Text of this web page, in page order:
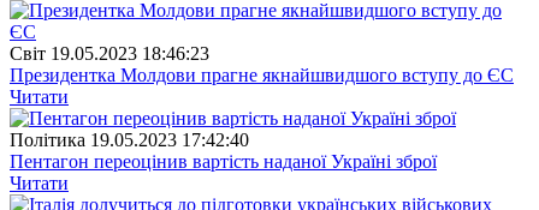
Свiт 19.05.2023 18:46:23
Президентка Молдови прагне якнайшвидшого вступу до ЄС
Читати
Полiтика 19.05.2023 17:42:40
Пентагон переоцінив вартість наданої Україні зброї
Читати